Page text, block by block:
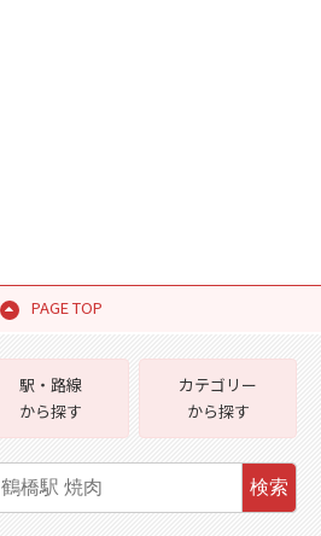
PAGE TOP
駅・路線
から探す
カテゴリー
から探す
検索